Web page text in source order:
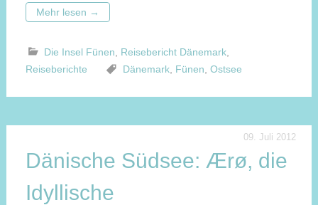
Mehr lesen →
Die Insel Fünen Reisebericht Dänemark,
Reiseberichte
Dänemark, Fünen Ostsee
09. Juli 2012
Dänische Südsee: Ærø, die
Idyllische